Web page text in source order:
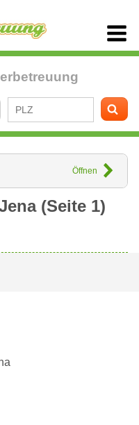
Öffnen
(Seite 1)